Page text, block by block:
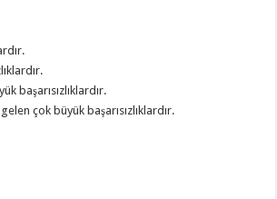
başarısızlıklardır.
çok büyük başarısızlıklardır.